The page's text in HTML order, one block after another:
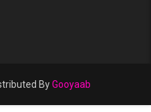
ByGooyaab